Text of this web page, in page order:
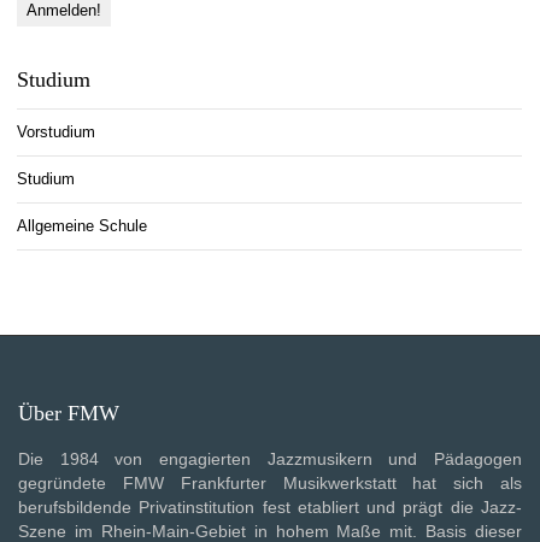
Studium
Vorstudium
Studium
Allgemeine Schule
Über FMW
Die 1984 von engagierten Jazzmusikern und Pädagogen
gegründete FMW Frankfurter Musikwerkstatt hat sich als
berufsbildende Privatinstitution fest etabliert und prägt die Jazz-
Szene im Rhein-Main-Gebiet in hohem Maße mit. Basis dieser